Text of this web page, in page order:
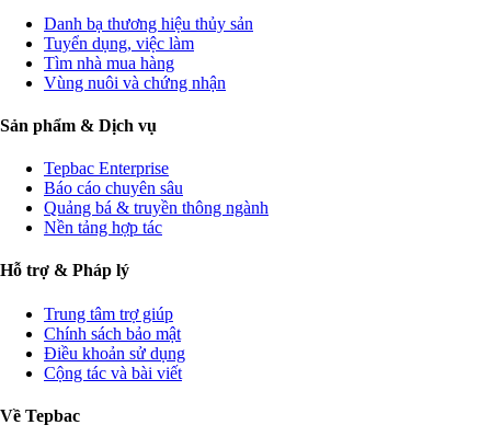
Danh bạ thương hiệu thủy sản
Tuyển dụng, việc làm
Tìm nhà mua hàng
Vùng nuôi và chứng nhận
Sản phẩm & Dịch vụ
Tepbac Enterprise
Báo cáo chuyên sâu
Quảng bá & truyền thông ngành
Nền tảng hợp tác
Hỗ trợ & Pháp lý
Trung tâm trợ giúp
Chính sách bảo mật
Điều khoản sử dụng
Cộng tác và bài viết
Về Tepbac